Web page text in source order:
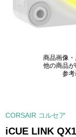
商品画像・
他の商品が
参考
CORSAIR コルセア
iCUE LINK